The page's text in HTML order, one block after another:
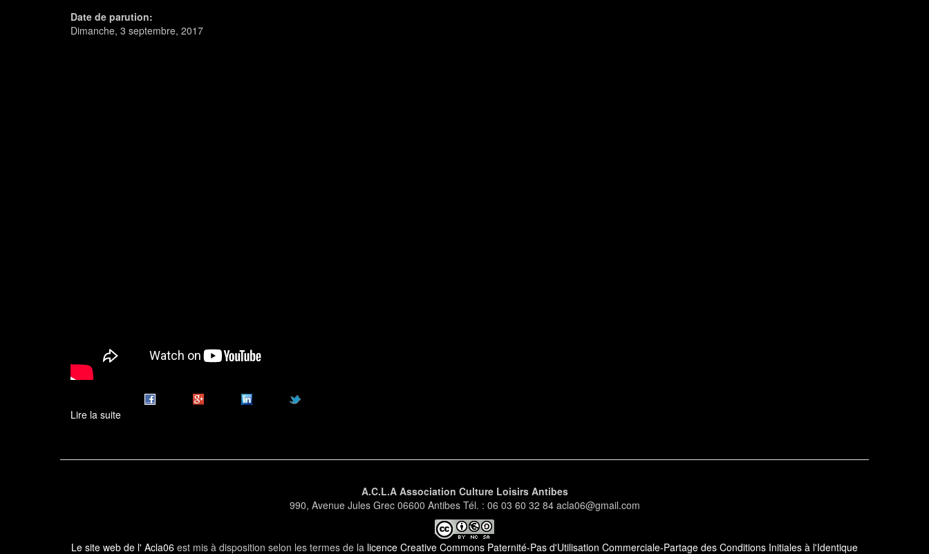
Date de parution:
Dimanche, 3 septembre, 2017
Lire la suite
A.C.L.A Association Culture Loisirs Antibes
990, Avenue Jules Grec 06600 Antibes Tél. : 06 03 60 32 84 acla06@gmail.com
Le site web de l' Acla06 est mis à disposition selon les termes de la licence Creative Commons Paternité-Pas d'Utilisation Commerciale-Partage des Conditions Initiales à l'Identique